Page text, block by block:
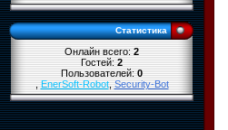
Статистика
Онлайн всего:2
Гостей:2
Пользователей:0
,EnerSoft-Robot,Security-Bot